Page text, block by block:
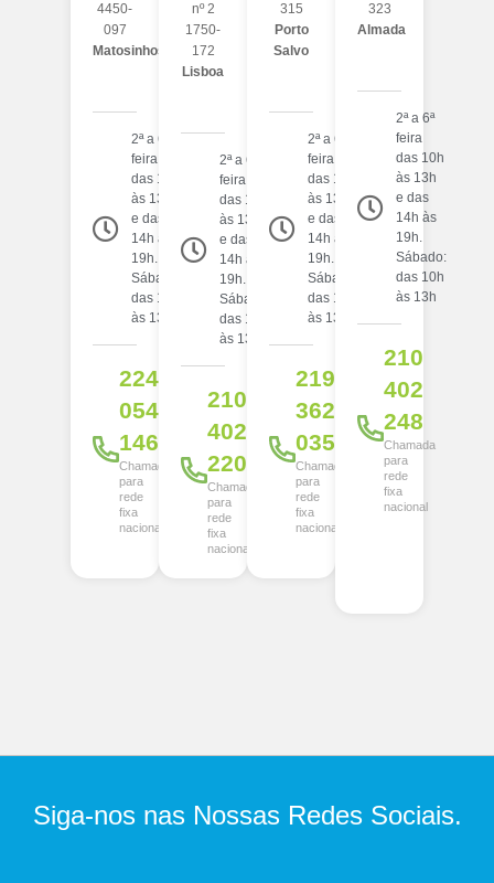
4450-
097
Matosinhos
2ª a 6ª
feira
das 10h
às 13h
e das
14h às
19h.
Sábado:
das 10h
às 13h
224
054
146
Chamada
para
rede
fixa
nacional
nº 2
1750-
172
Lisboa
2ª a 6ª
feira
das 10h
às 13h
e das
14h às
19h.
Sábado:
das 10h
às 13h
210
402
220
Chamada
para
rede
fixa
nacional
315
Porto
Salvo
2ª a 6ª
feira
das 10h
às 13h
e das
14h às
19h.
Sábado:
das 10h
às 13h
219
362
035
Chamada
para
rede
fixa
nacional
323
Almada
2ª a 6ª
feira
das 10h
às 13h
e das
14h às
19h.
Sábado:
das 10h
às 13h
210
402
248
Chamada
para
rede
fixa
nacional
Siga-nos nas Nossas Redes Sociais.